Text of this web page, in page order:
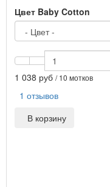
Цвет Baby Cotton
1 038 руб / 10 мотков
1 отзывов
В корзину